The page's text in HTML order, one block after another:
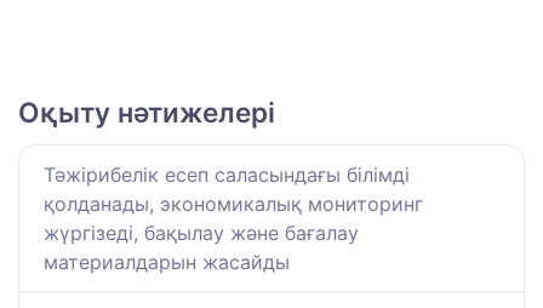
Оқыту нәтижелері
Тәжірибелік есеп саласындағы білімді
қолданады, экономикалық мониторинг
жүргізеді, бақылау және бағалау
материалдарын жасайды